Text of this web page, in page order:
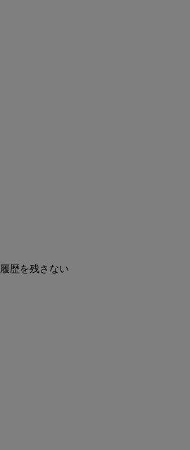
履歴を残さない